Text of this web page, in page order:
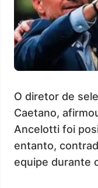
O diretor de
Caetano,
Ancelotti foi
entanto,
equipe durante